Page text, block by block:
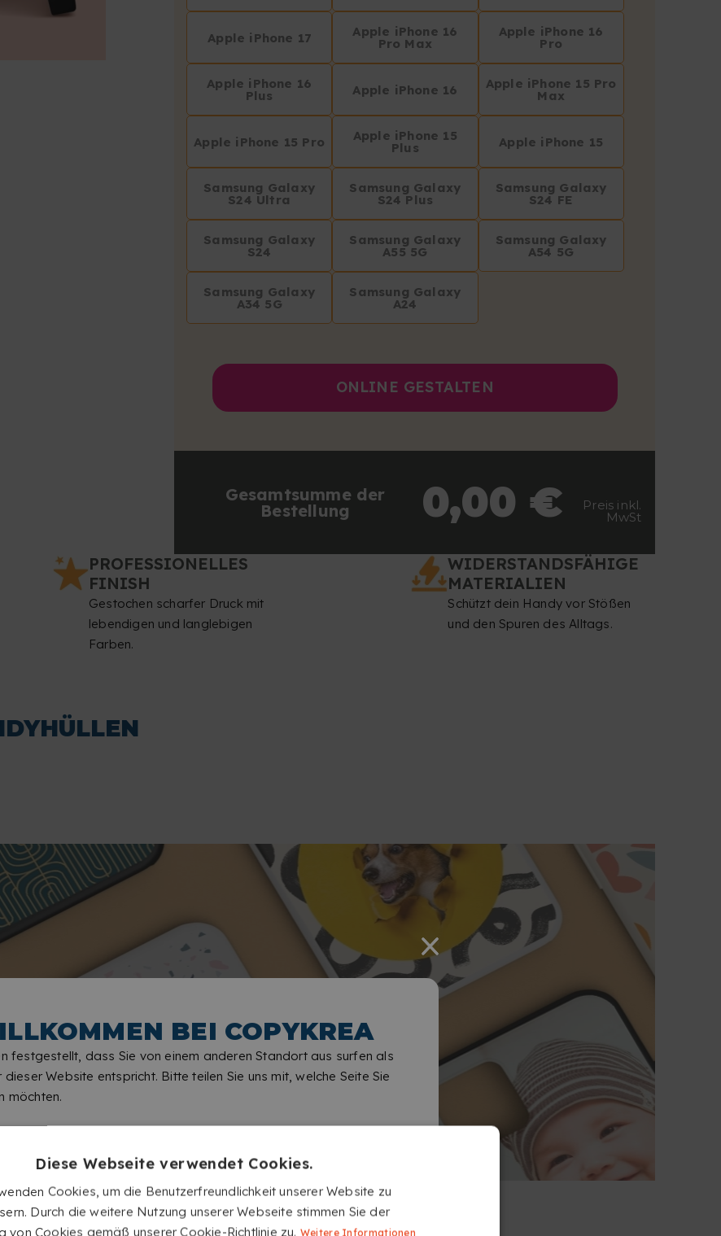
BEI COPYKREA
festgestellt, dass Sie von einem anderen Standort aus surfen als
dieser Website entspricht. Bitte teilen Sie uns mit, welche Seite Sie
möchten.
Apple iPhone 17 Apple iPhone 16
Pro Max
Apple iPhone 16
Pro
Apple iPhone 16
Plus Apple iPhone 16 Apple iPhone 15 Pro
Max
Apple iPhone 15 Pro Apple iPhone 15
Plus Apple iPhone 15
Samsung Galaxy
S24 Ultra
Samsung Galaxy
S24 Plus
Samsung Galaxy
S24 FE
Samsung Galaxy
S24
Samsung Galaxy
A55 5G
Samsung Galaxy
A54 5G
Samsung Galaxy
A34 5G
Samsung Galaxy
A24
ONLINE GESTALTEN
Gesamtsumme der
Bestellung
0,00 € Preis inkl.
MwSt
PROFESSIONELLES
FINISH
Gestochen scharfer Druck mit
lebendigen und langlebigen
Farben.
WIDERSTANDSFÄHIGE
MATERIALIEN
Schützt dein Handy vor Stößen
und den Spuren des Alltags.
Diese Webseite verwendet Cookies.
Cookies, um die Benutzerfreundlichkeit unserer Website zu
Durch die weitere Nutzung unserer Webseite stimmen Sie der
von Cookies gemäß unserer Cookie-Richtlinie zu. Weitere Informationen